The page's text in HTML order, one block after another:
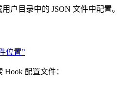
户目录中的 JSON 文件中配置。
位置”
Hook 配置文件：